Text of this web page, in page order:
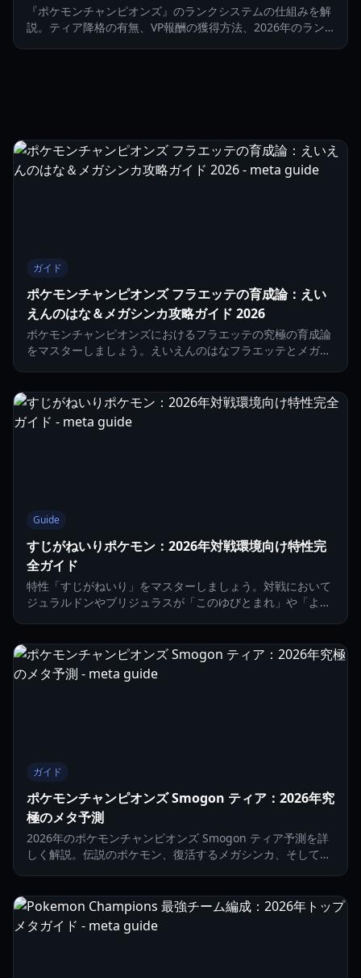
『ポケモンチャンピオンズ』のランクシステムの仕組みを解
説。ティア降格の有無、VP報酬の獲得方法、2026年のラン
ガイド
ポケモンチャンピオンズ フラエッテの育成論：えい
えんのはな＆メガシンカ攻略ガイド 2026
ポケモンチャンピオンズにおけるフラエッテの究極の育成論
をマスターしましょう。えいえんのはなフラエッテとメガフ
Guide
すじがねいりポケモン：2026年対戦環境向け特性完
全ガイド
特性「すじがねいり」をマスターしましょう。対戦において
ジュラルドンやブリジュラスが「このゆびとまれ」や「よび
ガイド
ポケモンチャンピオンズ Smogon ティア：2026年究
極のメタ予測
2026年のポケモンチャンピオンズ Smogon ティア予測を詳
しく解説。伝説のポケモン、復活するメガシンカ、そしてメ